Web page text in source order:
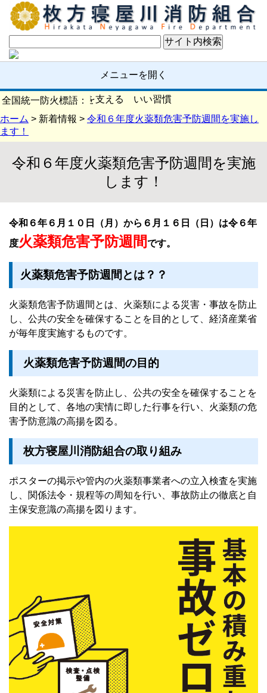
メニューを開く
全国統一防火標語：
認 いい日を支える いい習慣
ホーム > 新着情報 > 令和６年度火薬類危害予防週間を実施し
ます！
令和６年度火薬類危害予防週間を実施
します！
令和６年６月１０日（月）から６月１６日（日）は令６年
度火薬類危害予防週間です。
火薬類危害予防週間とは？？
火薬類危害予防週間とは、火薬類による災害・事故を防止
し、公共の安全を確保することを目的として、経済産業省
が毎年度実施するものです。
火薬類危害予防週間の目的
火薬類による災害を防止し、公共の安全を確保する ことを
目的として、各地の実情に即した行事を行い、火薬類の危
害予防意識の高揚を図る。
枚方寝屋川消防組合の取り組み
ポスターの掲示や管内の火薬類事業者への立入検査を実施
し、関係法令・規程等の周知を行い、事故防止の徹底と自
主保安意識の高揚を図ります。